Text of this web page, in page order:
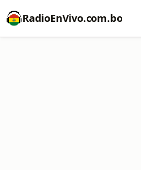
RadioEnVivo.com.bo